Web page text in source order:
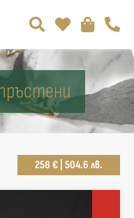
258 € | 504.6 лв.